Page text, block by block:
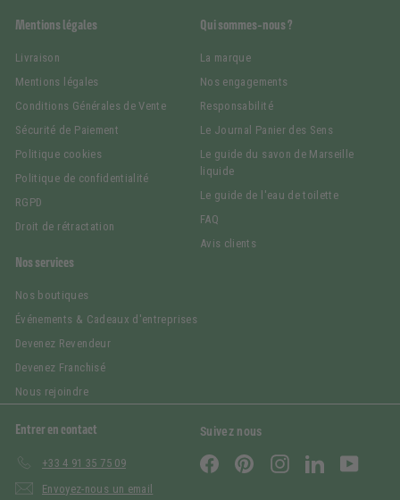
Mentions légales
Livraison
Mentions légales
Conditions Générales de Vente
Sécurité de Paiement
Politique cookies
Politique de confidentialité
RGPD
Droit de rétractation
Qui sommes-nous ?
La marque
Nos engagements
Responsabilité
Le Journal Panier des Sens
Le guide du savon de Marseille
liquide
Le guide de l'eau de toilette
FAQ
Avis clients
Nos services
Nos boutiques
Événements & Cadeaux d'entreprises
Devenez Revendeur
Devenez Franchisé
Nous rejoindre
Entrer en contact
+33 4 91 35 75 09
Envoyez-nous un email
Suivez nous
FacebookPinterestInstagramLinkedIn